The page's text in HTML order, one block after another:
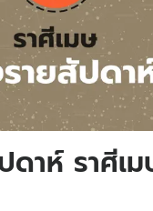
าห์ ราศีเ